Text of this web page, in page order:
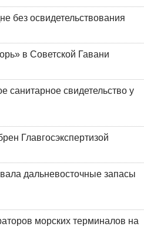
без освидетельствования
в Советской Гавани
санитарное свидетельство у
Главгосэкспертизой
дальневосточные запасы
морских терминалов на